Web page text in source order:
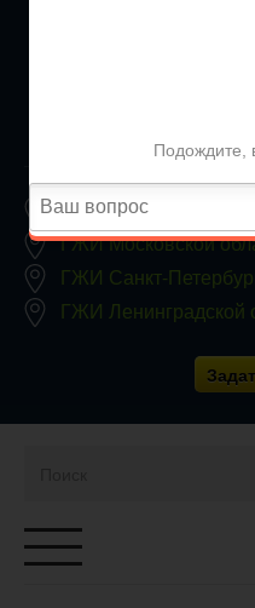
Заявки
ГЖИ Москвы
ГЖИ Московской
ГЖИ Санкт-
ГЖИ Ленинградской
Переключатель